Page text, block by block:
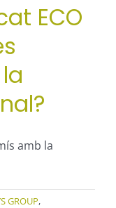
ECO
amb la
GROUP,